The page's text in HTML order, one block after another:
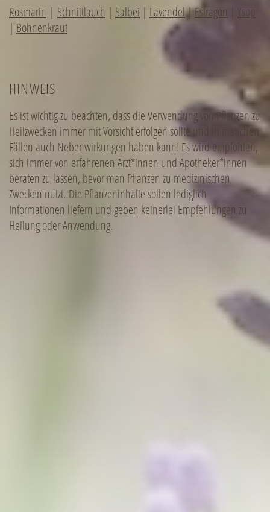
Rosmarin | Schnittlauch | Salbei | Lavendel|Estragon
Ysop
| Bohnenkraut
HINWEIS
Es ist wichtig zu beachten, dass die Verwendung von Pflanzen zu
Heilzwecken immer mit Vorsicht erfolgen sollte und in manchen
Fällen auch Nebenwirkungen haben kann! Es wird empfohlen,
sich immer von erfahrenen Ärzt*innen und Apotheker*innen
beraten zu lassen, bevor man Pflanzen zu medizinischen
Zwecken nutzt. Die Pflanzeninhalte sollen lediglich
Informationen liefern und geben keinerlei Empfehlungen zu
Heilung oder Anwendung.
vertreten durch den Vorstand Ralph Veil, Michael Regner und Theresa